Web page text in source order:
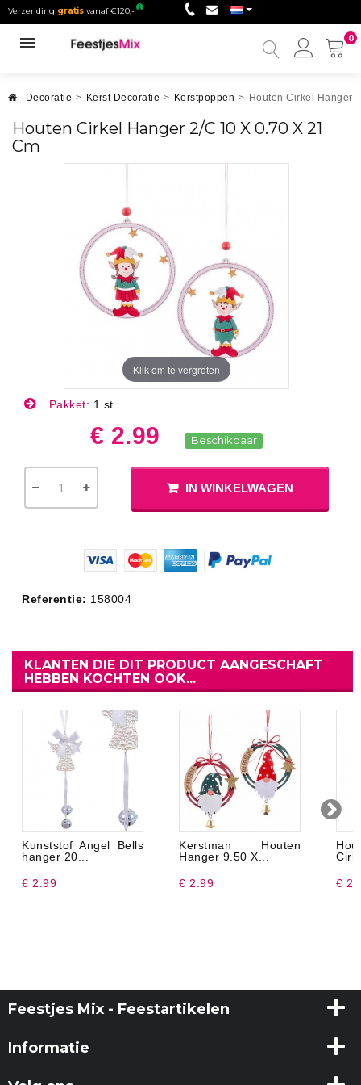
Verzending gratis vanaf €120,-
0
Mijn
Decoratie > Kerst Decoratie > Kerstpoppen > Houten Cirkel Hanger
Houten Cirkel Hanger 2/C 10 X 0.70 X 21
Cm
Klik om te vergroten
Pakket: 1 st
€ 2.99 Beschikbaar
IN WINKELWAGEN
Referentie: 158004
KLANTEN DIE DIT PRODUCT AANGESCHAFT
HEBBEN KOCHTEN OOK...
Kunststof Angel Bells
hanger 20...
€ 2.99
Kerstman Houten
Hanger 9.50 X...
€ 2.99 €
Feestjes Mix - Feestartikelen
Informatie